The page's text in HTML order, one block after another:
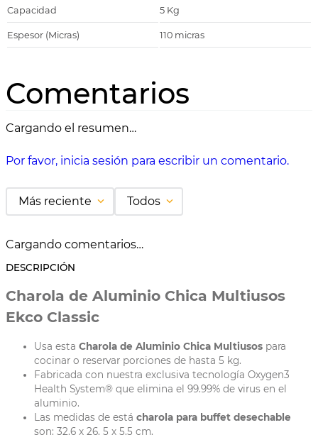
Capacidad 5 Kg
Espesor (Micras) 110 micras
Comentarios
Cargando el resumen…
Por favor, inicia sesión para escribir un comentario.
Más reciente Todos
Cargando comentarios…
DESCRIPCIÓN
Charola de Aluminio Chica Multiusos
Ekco Classic
Usa esta Charola de Aluminio Chica Multiusos para
cocinar o reservar porciones de hasta 5 kg.
Fabricada con nuestra exclusiva tecnología Oxygen3
Health System® que elimina el 99.99% de virus en el
aluminio.
Las medidas de está charola para buffet desechable
son: 32.6 x 26. 5 x 5.5 cm.